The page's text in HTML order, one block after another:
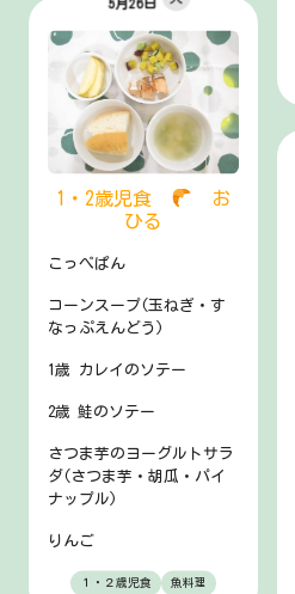
1・2歳児食
お
ひる
5月26日
こっぺぱん
コーンスープ(玉ねぎ・す
なっぷえんどう)
1歳 カレイのソテー
2歳 鮭のソテー
さつま芋のヨーグルトサラ
ダ(さつま芋・胡瓜・パイ
ナップル)
りんご
１・２歳児食 魚料理